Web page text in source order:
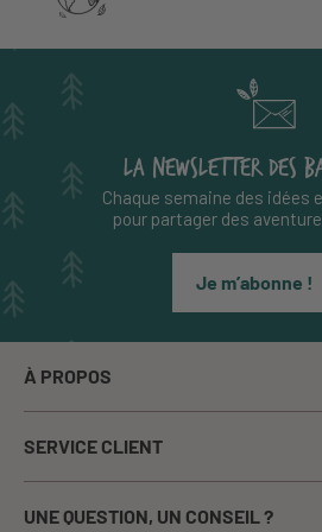
LA NEWSLETTER DES
Chaque semaine des idées
pour partager des
Je m’abonne !
À PROPOS
Notre histoire
Le blog
Nos marques
La presse en parle
SERVICE CLIENT
Livraison
Paiement sécurisé
UNE QUESTION, UN CONSEIL ?